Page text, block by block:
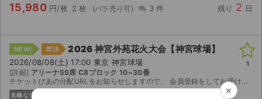
15,980 円/枚 2 枚 3 件 残り 2 日
NEW! 即決 2026 神宮外苑花火大会【神宮球場】
2026/08/08(土) 17:00 東京 神宮球場
[詳細] アリーナSS席 C8ブロック 10~30番
チケットぴあの分配URLをお知らせしますので、 会員登録をしてお受け取り下さい。
名義なし
1
×